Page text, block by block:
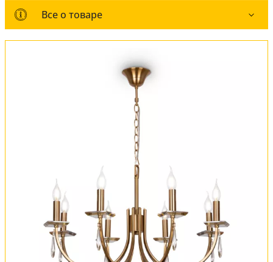
Все о товаре
Все о товаре
Комплект лампочек
Установка
FAQ
Отзывы